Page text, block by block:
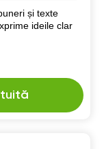
și texte
ideile clar